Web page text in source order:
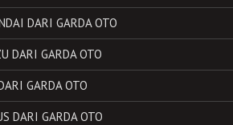
DARI GARDA OTO
DARI GARDA OTO
GARDA OTO
DARI GARDA OTO